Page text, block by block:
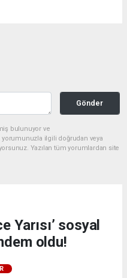
Gönder
bulunuyor ve
yorumunuzla ilgili doğrudan veya
Yazılan tüm yorumlardan site
Yarısı’ sosyal
oldu!